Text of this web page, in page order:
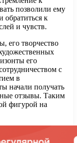
позволили ему
обратиться к
и чувств.
его творчество
его
с
в
начали получать
отзывы. Таким
фигурой на